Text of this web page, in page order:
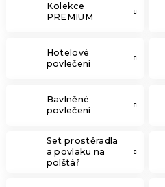
Kolekce
PREMIUM
Hotelové
povlečení
Bavlněné
povlečení
Set prostěradla
a povlaku na
polštář